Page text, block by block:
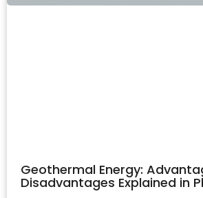
Geothermal Energy:
Disadvantages Explained in